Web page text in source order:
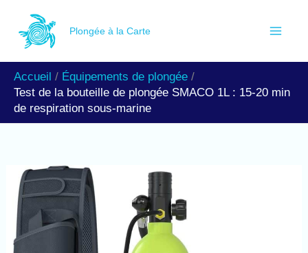
contenu
Plongée à la Carte
Accueil
Équipements de plongée
Test de la bouteille de plongée SMACO 1L : 15-20 min
de respiration sous-marine
e
h
e
r
h
e
r